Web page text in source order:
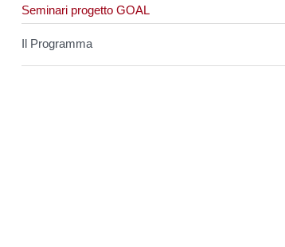
Seminari progetto GOAL
Il Programma